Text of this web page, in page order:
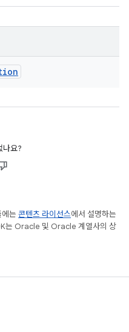
나요?
는 콘텐츠 라이선스에서 설명하는
는 Oracle 및 Oracle 계열사의 상